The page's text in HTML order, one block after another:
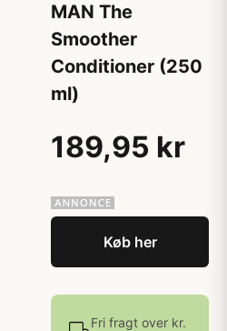
MAN The
Smoother
Conditioner (250
ml)
189,95 kr
Køb her
Fri fragt over kr.